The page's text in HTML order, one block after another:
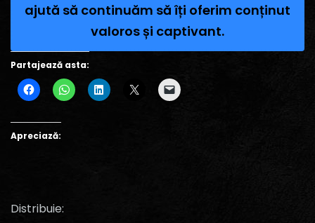
ajută să continuăm să îți oferim conținut
valoros și captivant.
Partajează asta:
Apreciază:
Distribuie: